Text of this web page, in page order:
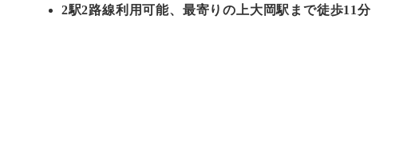
2駅2路線利用可能、最寄りの上大岡駅まで徒歩11分